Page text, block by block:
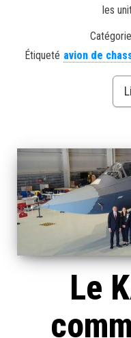
les
Étiqueté avion de
Le